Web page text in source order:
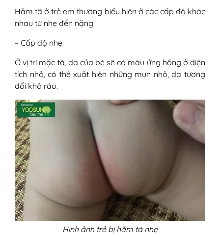
Hăm tã ở trẻ em thường biểu hiện ở các cấp độ khác
nhau từ nhẹ đến nặng:
– Cấp độ nhẹ:
Ở vị trí mặc tã, da của bé sẽ có màu ửng hồng ở diện
tích nhỏ, có thể xuất hiện những mụn nhỏ, da tương
đối khô ráo.
Hình ảnh trẻ bị hăm tã nhẹ